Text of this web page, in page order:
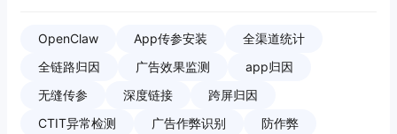
OpenClaw App传参安装
全渠道统计
全链路归因
广告效果监测
app归因
无缝传参
深度链接
跨屏归因
CTIT异常检测
广告作弊识别
防作弊